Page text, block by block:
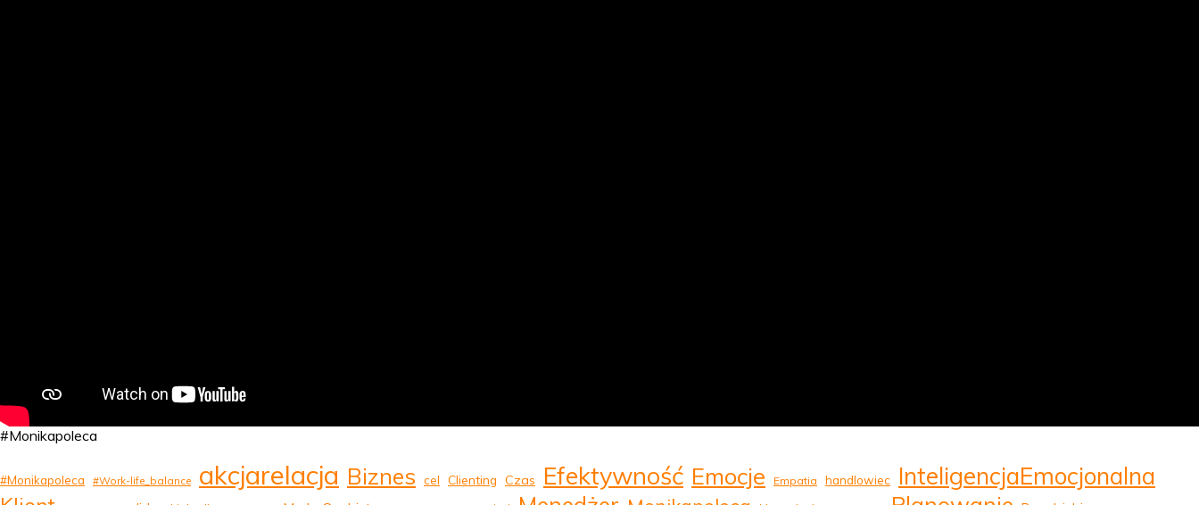
#Monikapoleca
#Monikapoleca #Work-life_balance akcjarelacja Biznes cel Clienting Czas Efektywność Emocje Empatia handlowiec InteligencjaEmocjonalna